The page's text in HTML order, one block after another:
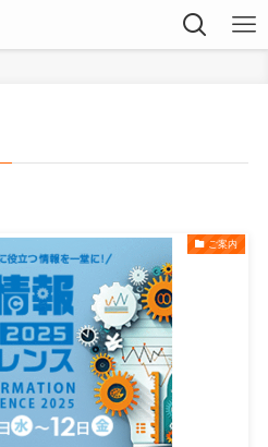
ご案内